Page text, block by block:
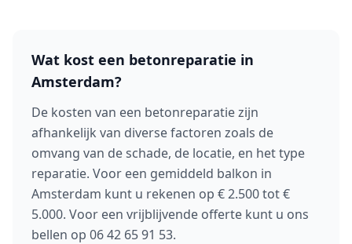
Wat kost een betonreparatie in
Amsterdam?
De kosten van een betonreparatie zijn
afhankelijk van diverse factoren zoals de
omvang van de schade, de locatie, en het type
reparatie. Voor een gemiddeld balkon in
Amsterdam kunt u rekenen op € 2.500 tot €
5.000. Voor een vrijblijvende offerte kunt u ons
bellen op 06 42 65 91 53.